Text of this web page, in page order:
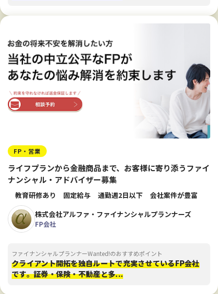
FP・営業
ライフプランから金融商品まで、お客様に寄り添うファイ
ナンシャル・アドバイザー募集
教育研修あり 固定給与 通勤週2日以下
会社案件が豊富
株式会社アルファ・ファイナンシャルプランナーズ
FP会社
ファイナンシャルプランナーWanted!のおすすめポイント
クライアント開拓を独自ルートで充実させているFP会社
です。証券・保険・不動産と多...